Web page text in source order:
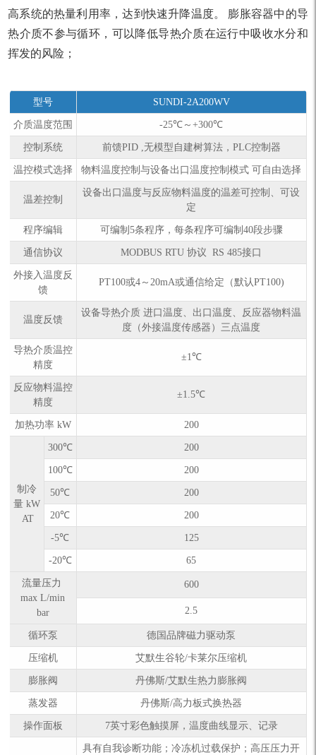
高系统的热量利用率，达到快速升降温度。 膨胀容器中的导
热介质不参与循环，可以降低导热介质在运行中吸收水分和
挥发的风险；
型号 SUNDI-2A200WV
介质温度范围 -25℃～+300℃
控制系统 前馈PID ,无模型自建树算法，PLC控制器
温控模式选择 物料温度控制与设备出口温度控制模式 可自由选择
温差控制
设备出口温度与反应物料温度的温差可控制、可设
定
程序编辑 可编制5条程序，每条程序可编制40段步骤
通信协议 MODBUS RTU 协议 RS 485接口
外接入温度反
馈
PT100或4～20mA或通信给定（默认PT100)
温度反馈
设备导热介质 进口温度、出口温度、反应器物料温
度（外接温度传感器）三点温度
导热介质温控
精度
±1℃
反应物料温控
精度
±1.5℃
加热功率 kW 200
制冷
量 kW
AT
300℃ 200
100℃ 200
50℃ 200
20℃ 200
-5℃ 125
-20℃ 65
流量压力
max L/min
bar
600
2.5
循环泵 德国品牌磁力驱动泵
压缩机 艾默生谷轮/卡莱尔压缩机
膨胀阀 丹佛斯/艾默生热力膨胀阀
蒸发器 丹佛斯/高力板式换热器
操作面板 7英寸彩色触摸屏，温度曲线显示、记录
具有自我诊断功能；冷冻机过载保护；高压压力开